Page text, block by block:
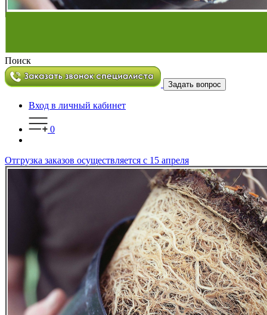
Поиск
Задать вопрос
Вход в личный кабинет
0
Отгрузка заказов осуществляется с 15 апреля